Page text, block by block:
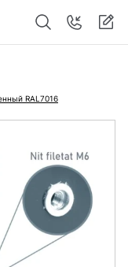
RAL7016